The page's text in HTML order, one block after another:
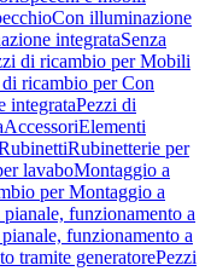
Con illuminazione
integrataSenza
di ricambio per Mobili
ricambio per Con
integrataPezzi di
AccessoriElementi
Rubinetterie per
lavaboMontaggio a
per Montaggio a
funzionamento a
funzionamento a
tramite generatorePezzi